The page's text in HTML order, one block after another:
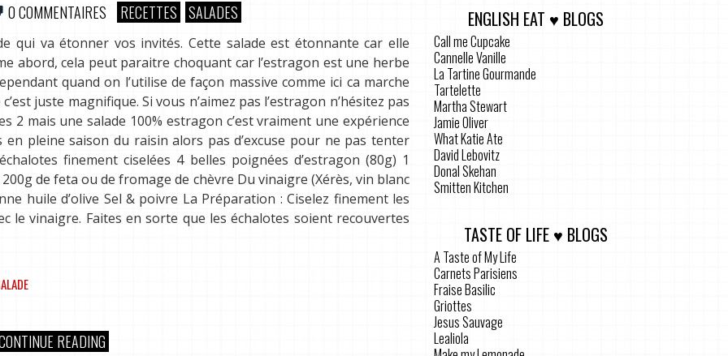
0 COMMENTAIRES RECETTES SALADES
qui va étonner vos invités. Cette salade est étonnante car elle
abord, cela peut paraitre choquant car l’estragon est une herbe
quand on l’utilise de façon massive comme ici ca marche
juste magnifique. Si vous n’aimez pas l’estragon n’hésitez pas
mais une salade 100% estragon c’est vraiment une expérience
pleine saison du raisin alors pas d’excuse pour ne pas tenter
finement ciselées 4 belles poignées d’estragon (80g) 1
de feta ou de fromage de chèvre Du vinaigre (Xérès, vin blanc
huile d’olive Sel & poivre La Préparation : Ciselez finement les
le vinaigre. Faites en sorte que les échalotes soient recouvertes
READING
ENGLISH EAT ♥ BLOGS
Call me Cupcake
Cannelle Vanille
La Tartine Gourmande
Tartelette
Martha Stewart
Jamie Oliver
What Katie Ate
David Lebovitz
Donal Skehan
Smitten Kitchen
TASTE OF LIFE ♥ BLOGS
A Taste of My Life
Carnets Parisiens
Fraise Basilic
Griottes
Jesus Sauvage
Lealiola